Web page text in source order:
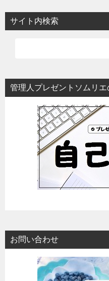
サイト内検索
管理人プレゼントソムリエ
お問い合わせ